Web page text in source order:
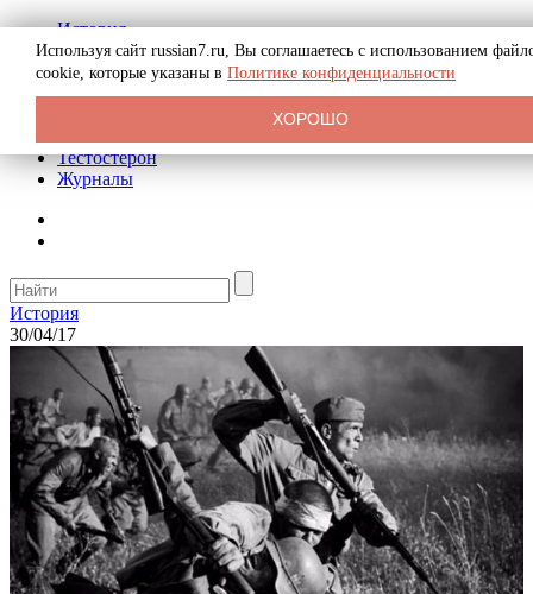
История
Биография
Криминал
Реклама на сайте
Тестостерон
Журналы
История
30/04/17
Используя сайт russian7.ru, Вы соглашаетесь с использованием
cookie, которые указаны в Политике конфиденциальности
ХОРОШО